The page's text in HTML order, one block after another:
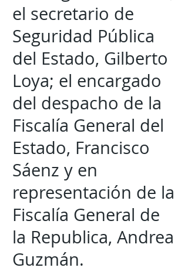
el secretario de
Seguridad Pública
del Estado, Gilberto
Loya; el encargado
del despacho de la
Fiscalía General del
Estado, Francisco
Sáenz y en
representación de la
Fiscalía General de
la Republica, Andrea
Guzmán.